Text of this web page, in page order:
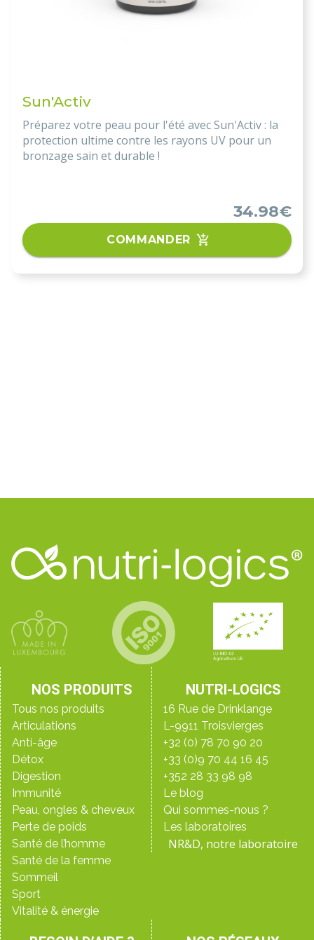
Sun'Activ
Préparez votre peau pour l'été avec Sun'Activ : la
protection ultime contre les rayons UV pour un
bronzage sain et durable !
34.98€
COMMANDER
NOS PRODUITS
Tous nos produits
Articulations
Anti-âge
Détox
Digestion
Immunité
Peau, ongles & cheveux
Perte de poids
Santé de l’homme
Santé de la femme
Sommeil
Sport
Vitalité & énergie
NUTRI-LOGICS
16 Rue de Drinklange
L-9911 Troisvierges
+32 (0) 78 70 90 20
+33 (0)9 70 44 16 45
+352 28 33 98 98
Le blog
Qui sommes-nous ?
Les laboratoires
NR&D, notre laboratoire